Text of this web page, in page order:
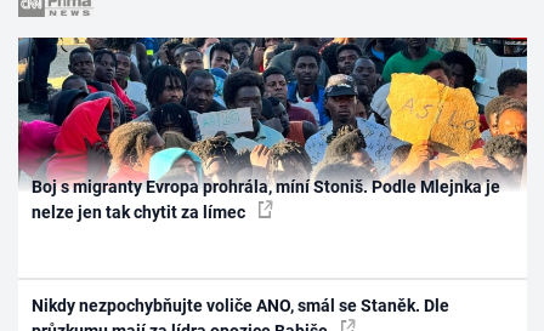
Boj s migranty Evropa prohrála, míní Stoniš. Podle Mlejnka je
nelze jen tak chytit za límec
Nikdy nezpochybňujte voliče ANO, smál se Staněk. Dle